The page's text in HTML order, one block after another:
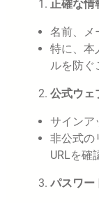
正確な情
名前、メ
特に、本
ルを防ぐ
公式ウェ
サインア
非公式の
URLを確
パスワー